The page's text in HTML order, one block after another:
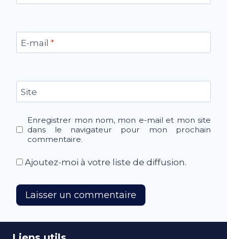
E-mail *
Site
Enregistrer mon nom, mon e-mail et mon site
dans le navigateur pour mon prochain
commentaire.
Ajoutez-moi à votre liste de diffusion.